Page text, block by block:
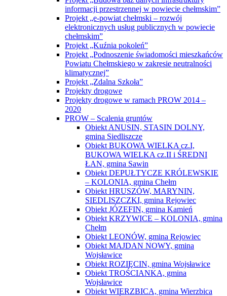
informacji przestrzennej w powiecie chełmskim”
Projekt „e-powiat chełmski – rozwój
elektronicznych usług publicznych w powiecie
chełmskim”
Projekt „Kuźnia pokoleń”
Projekt „Podnoszenie świadomości mieszkańców
Powiatu Chełmskiego w zakresie neutralności
klimatycznej”
Projekt „Zdalna Szkoła”
Projekty drogowe
Projekty drogowe w ramach PROW 2014 –
2020
PROW – Scalenia gruntów
Obiekt ANUSIN, STASIN DOLNY,
gmina Siedliszcze
Obiekt BUKOWA WIELKA cz.I,
BUKOWA WIELKA cz.II i ŚREDNI
ŁAN, gmina Sawin
Obiekt DEPUŁTYCZE KRÓLEWSKIE
– KOLONIA, gmina Chełm
Obiekt HRUSZÓW, MARYNIN,
SIEDLISZCZKI, gmina Rejowiec
Obiekt JÓZEFIN, gmina Kamień
Obiekt KRZYWICE – KOLONIA, gmina
Chełm
Obiekt LEONÓW, gmina Rejowiec
Obiekt MAJDAN NOWY, gmina
Wojsławice
Obiekt ROZIĘCIN, gmina Wojsławice
Obiekt TROŚCIANKA, gmina
Wojsławice
Obiekt WIERZBICA, gmina Wierzbica